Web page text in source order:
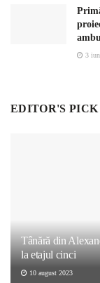
3
EDITOR'S PICK
Tânără din
la etajul cinci
10 august 2023